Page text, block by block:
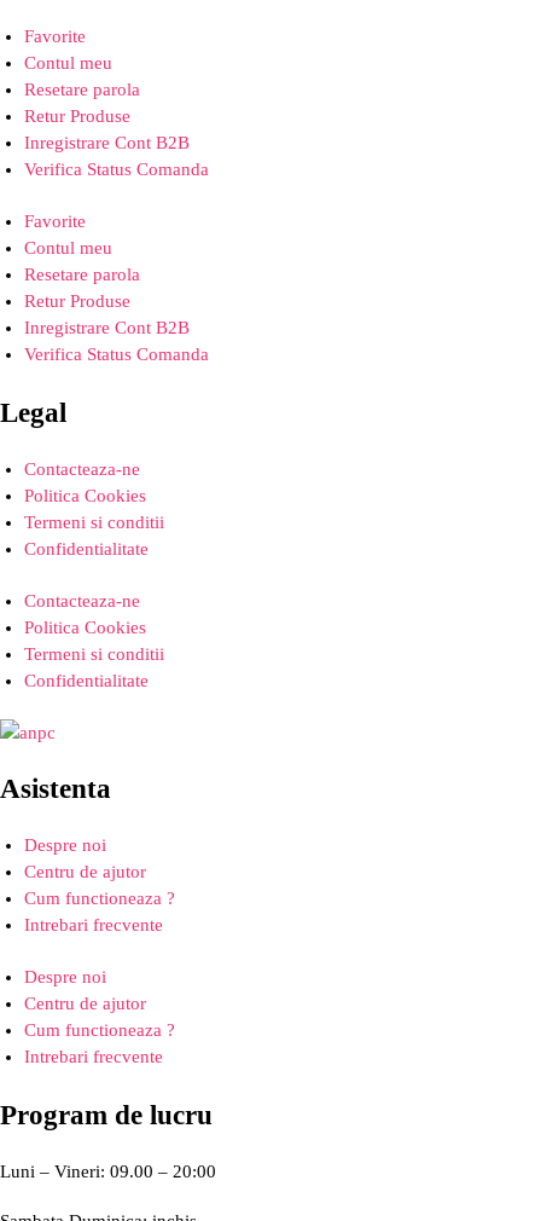
Favorite
Contul meu
Resetare parola
Retur Produse
Inregistrare Cont B2B
Verifica Status Comanda
Favorite
Contul meu
Resetare parola
Retur Produse
Inregistrare Cont B2B
Verifica Status Comanda
Legal
Contacteaza-ne
Politica Cookies
Termeni si conditii
Confidentialitate
Contacteaza-ne
Politica Cookies
Termeni si conditii
Confidentialitate
Asistenta
Despre noi
Centru de ajutor
Cum functioneaza ?
Intrebari frecvente
Despre noi
Centru de ajutor
Cum functioneaza ?
Intrebari frecvente
Program de lucru
Luni – Vineri: 09.00 – 20:00